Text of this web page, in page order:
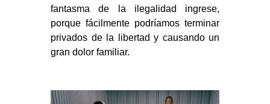
fantasma de la ilegalidad ingrese,
porque fácilmente podríamos terminar
privados de la libertad y causando un
gran dolor familiar.